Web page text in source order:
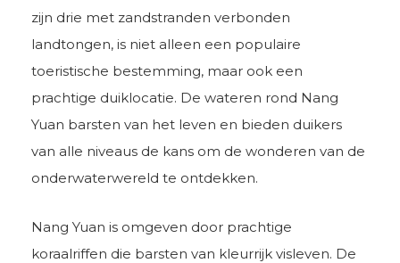
zijn drie met zandstranden verbonden
landtongen, is niet alleen een populaire
toeristische bestemming, maar ook een
prachtige duiklocatie. De wateren rond Nang
Yuan barsten van het leven en bieden duikers
van alle niveaus de kans om de wonderen van de
onderwaterwereld te ontdekken.
Nang Yuan is omgeven door prachtige
koraalriffen die barsten van kleurrijk visleven. De